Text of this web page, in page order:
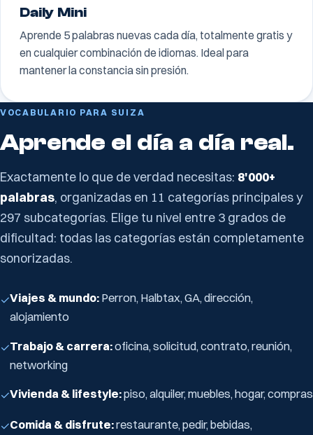
Daily Mini
Aprende 5 palabras nuevas cada día, totalmente gratis y
en cualquier combinación de idiomas. Ideal para
mantener la constancia sin presión.
VOCABULARIO PARA SUIZA
Aprende el día a día real.
Exactamente lo que de verdad necesitas: 8'000+
palabras, organizadas en 11 categorías principales y
297 subcategorías. Elige tu nivel entre 3 grados de
dificultad: todas las categorías están completamente
sonorizadas.
✓Viajes & mundo: Perron, Halbtax, GA, dirección,
alojamiento
✓Trabajo & carrera:oficina, solicitud, contrato, reunión,
networking
✓Vivienda & lifestyle:piso, alquiler, muebles, hogar, compras
✓Comida & disfrute:restaurante, pedir, bebidas,